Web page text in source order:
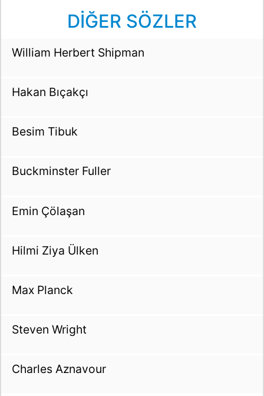
DİĞER SÖZLER
William Herbert Shipman
Hakan Bıçakçı
Besim Tibuk
Buckminster Fuller
Emin Çölaşan
Hilmi Ziya Ülken
Max Planck
Steven Wright
Charles Aznavour